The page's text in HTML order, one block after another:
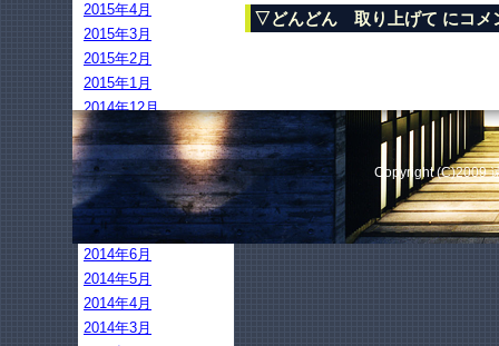
▽どんどん 取り上げて にコメ
2015年4月
2015年3月
2015年2月
2015年1月
2014年12月
2014年11月
2014年10月
2014年9月
2014年8月
2014年7月
2014年6月
2014年5月
2014年4月
2014年3月
Copyright (C)2009